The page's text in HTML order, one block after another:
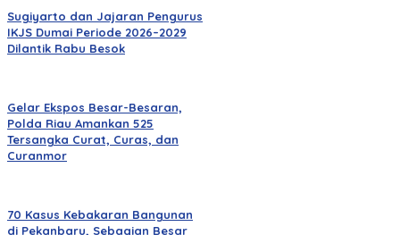
Sugiyarto dan Jajaran Pengurus
IKJS Dumai Periode 2026–2029
Dilantik Rabu Besok
Gelar Ekspos Besar-Besaran,
Polda Riau Amankan 525
Tersangka Curat, Curas, dan
Curanmor
70 Kasus Kebakaran Bangunan
di Pekanbaru, Sebagian Besar